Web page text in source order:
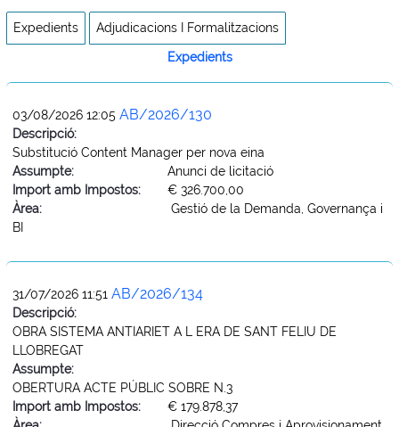
Expedients Adjudicacions I Formalitzacions
Expedients
03/08/2026 12:05 AB/2026/130
Descripció:
Substitució Content Manager per nova eina
Assumpte:
Anunci de licitació
Import amb Impostos:
€ 326.700,00
Àrea:
Gestió de la Demanda, Governança i
BI
31/07/2026 11:51 AB/2026/134
Descripció:
OBRA SISTEMA ANTIARIET A L ERA DE SANT FELIU DE
LLOBREGAT
Assumpte:
OBERTURA ACTE PÚBLIC SOBRE N.3
Import amb Impostos:
€ 179.878,37